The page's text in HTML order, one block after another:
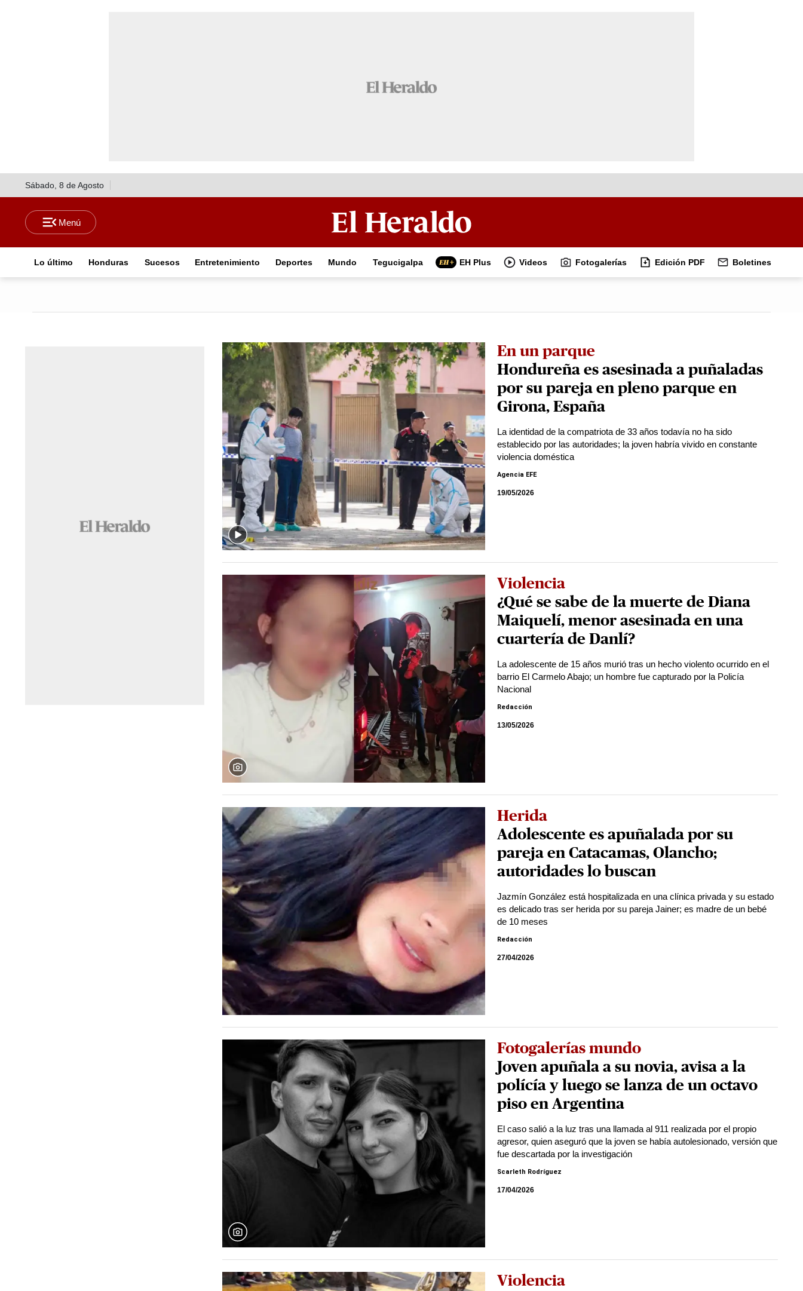
Sábado, 8 de Agosto
Lo último Honduras Sucesos Entretenimiento Deportes Mundo Tegucigalpa EH Plus Videos Fotogalerías Edición PDF Boletines
En un parque
Hondureña es asesinada a puñaladas
por su pareja en pleno parque en
Girona, España
La identidad de la compatriota de 33 años todavía no ha sido
establecido por las autoridades; la joven habría vivido en constante
violencia doméstica
Agencia EFE
19/05/2026
Violencia
¿Qué se sabe de la muerte de Diana
Maiquelí, menor asesinada en una
cuartería de Danlí?
La adolescente de 15 años murió tras un hecho violento ocurrido en el
barrio El Carmelo Abajo; un hombre fue capturado por la Policía
Nacional
Redacción
13/05/2026
Herida
Adolescente es apuñalada por su
pareja en Catacamas, Olancho;
autoridades lo buscan
Jazmín González está hospitalizada en una clínica privada y su estado
es delicado tras ser herida por su pareja Jainer; es madre de un bebé
de 10 meses
Redacción
27/04/2026
Fotogalerías mundo
Joven apuñala a su novia, avisa a la
polícía y luego se lanza de un octavo
piso en Argentina
El caso salió a la luz tras una llamada al 911 realizada por el propio
agresor, quien aseguró que la joven se había autolesionado, versión que
fue descartada por la investigación
Scarleth Rodríguez
17/04/2026
Violencia